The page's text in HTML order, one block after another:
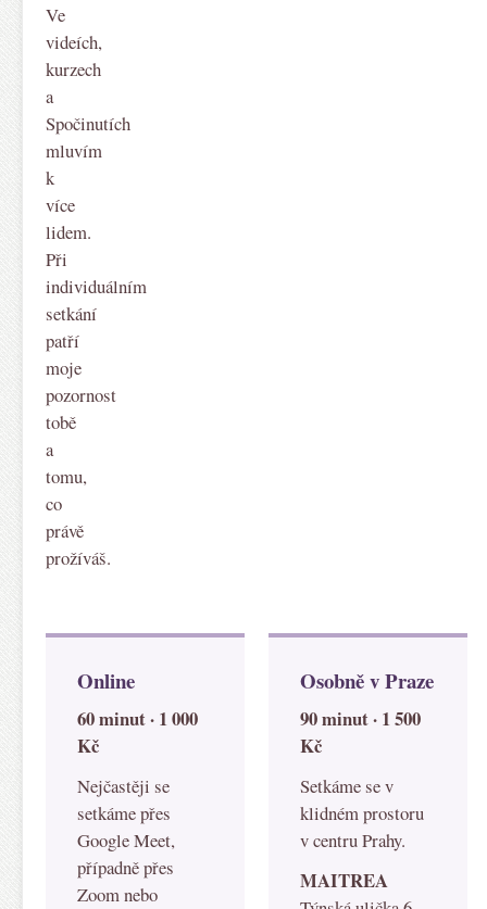
Ve
videích,
kurzech
a
Spočinutích
mluvím
k
více
lidem.
Při
individuálním
setkání
patří
moje
pozornost
tobě
a
tomu,
co
právě
prožíváš.
Online
60 minut · 1 000
Kč
Nejčastěji se
setkáme přes
Google Meet,
případně přes
Zoom nebo
Osobně v Praze
90 minut · 1 500
Kč
Setkáme se v
klidném prostoru
v centru Prahy.
MAITREA